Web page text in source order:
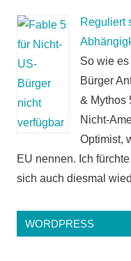
Reguliert
So wie
Bürger
& Mythos
Nicht-
Optimist,
EU nennen. Ich
sich auch diesmal
WORDPRESS